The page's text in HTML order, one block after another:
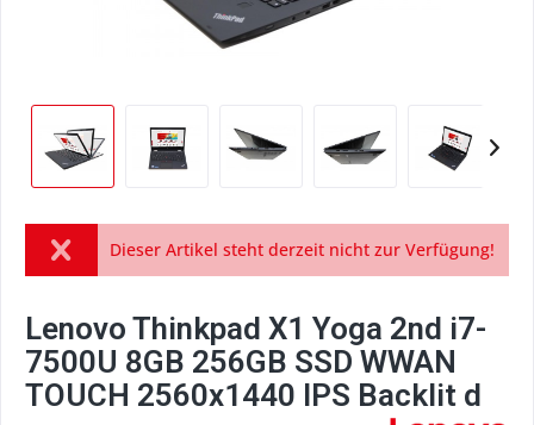
Dieser Artikel steht derzeit nicht zur Verfügung!
Lenovo Thinkpad X1 Yoga 2nd i7-
7500U 8GB 256GB SSD WWAN
TOUCH 2560x1440 IPS Backlit d